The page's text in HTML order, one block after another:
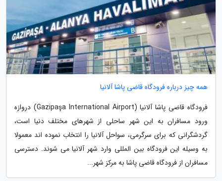
همه چیز درباره فرودگاه قاضی پاشا آلانیا
فرودگاه قاضی پاشا آلانیا (Gazipaşa International Airport) دروازه
ورود مسافران به این شهر ساحلی از شهرهای مختلف دنیا است،
گردشگرانی که برای سرگرمی، سواحل آلانیا را انتخاب نموده اند معمولا
به وسیله این فرودگاه بین المللی وارد شهر آلانیا می شوند. دسترسی
مسافران از فرودگاه قاضی پاشا به مرکز شهر...